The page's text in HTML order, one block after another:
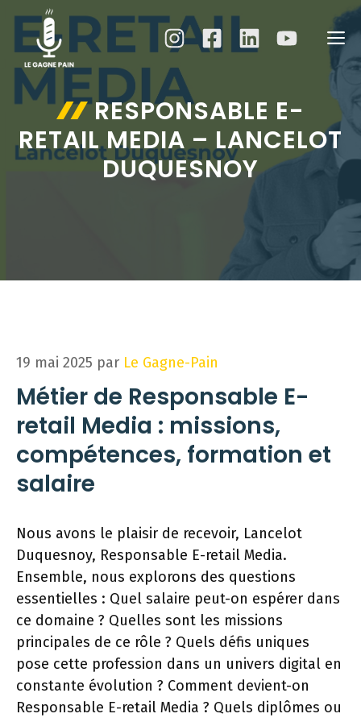
contenu
RESPONSABLE E-
RETAIL MEDIA – LANCELOT
DUQUESNOY
19 mai 2025 par Le Gagne-Pain
Métier de Responsable E-
retail Media : missions,
compétences, formation et
salaire
Nous avons le plaisir de recevoir, Lancelot
Duquesnoy, Responsable E-retail Media.
Ensemble, nous explorons des questions
essentielles : Quel salaire peut-on espérer dans
ce domaine ? Quelles sont les missions
principales de ce rôle ? Quels défis uniques
pose cette profession dans un univers digital en
constante évolution ? Comment devient-on
Responsable E-retail Media ? Quels diplômes ou